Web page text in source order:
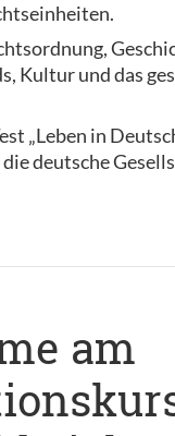
Kultur und das
„Leben in
deutsche
am